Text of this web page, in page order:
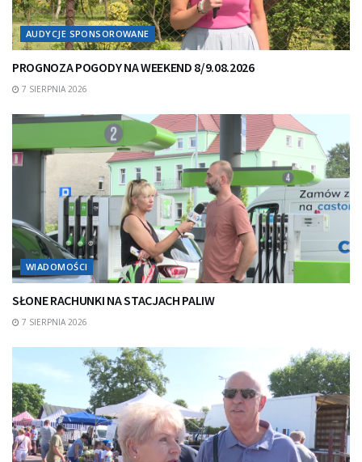
AUDYCJE SPONSOROWANE
PROGNOZA POGODY NA WEEKEND 8/9.08.2026
7 SIERPNIA 2026
WIADOMOŚCI
SŁONE RACHUNKI NA STACJACH PALIW
7 SIERPNIA 2026